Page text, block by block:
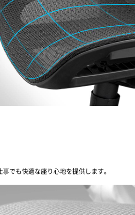
でも快適な座り心地を提供します。